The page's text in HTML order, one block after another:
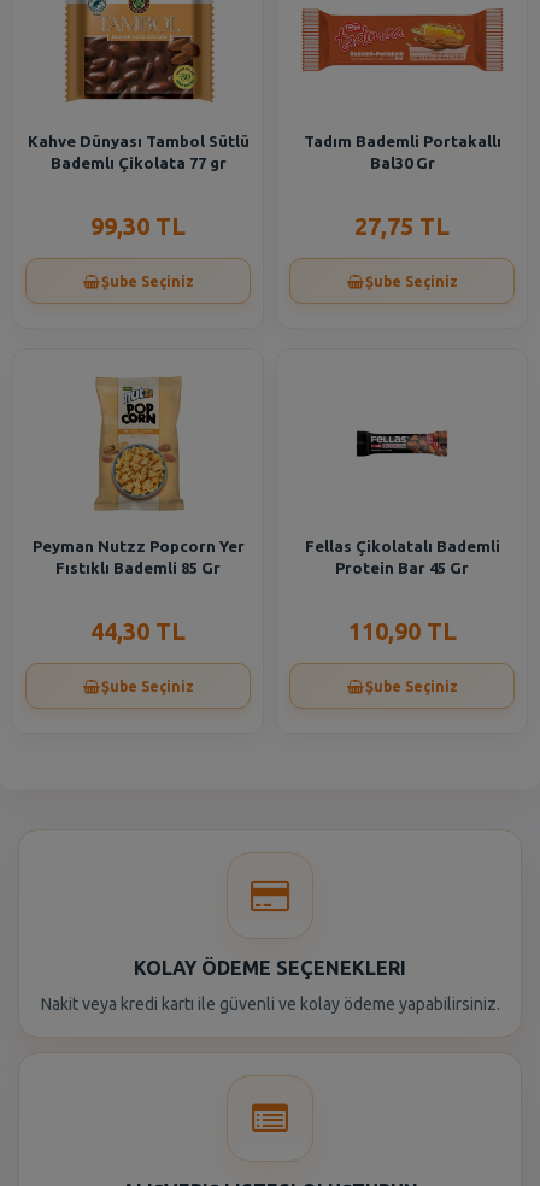
Kahve Dünyası Tambol Sütlü
Bademlı Çikolata 77 gr
99,30 TL
Şube Seçiniz
Tadım Bademli Portakallı
Bal30 Gr
27,75 TL
Şube Seçiniz
Peyman Nutzz Popcorn Yer
Fıstıklı Bademli 85 Gr
44,30 TL
Şube Seçiniz
Fellas Çikolatalı Bademli
Protein Bar 45 Gr
110,90 TL
Şube Seçiniz
KOLAY ÖDEME SEÇENEKLERI
Nakit veya kredi kartı ile güvenli ve kolay ödeme yapabilirsiniz.